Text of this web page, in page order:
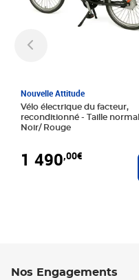
Nouvelle Attitude
Vélo électrique du facteur,
reconditionné - Taille normale -
Noir/ Rouge
1 490,00€
Nos Engagements